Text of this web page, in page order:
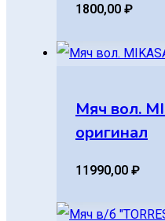
1800,00 ₽
Мяч вол.
оригинал
11990,00 ₽